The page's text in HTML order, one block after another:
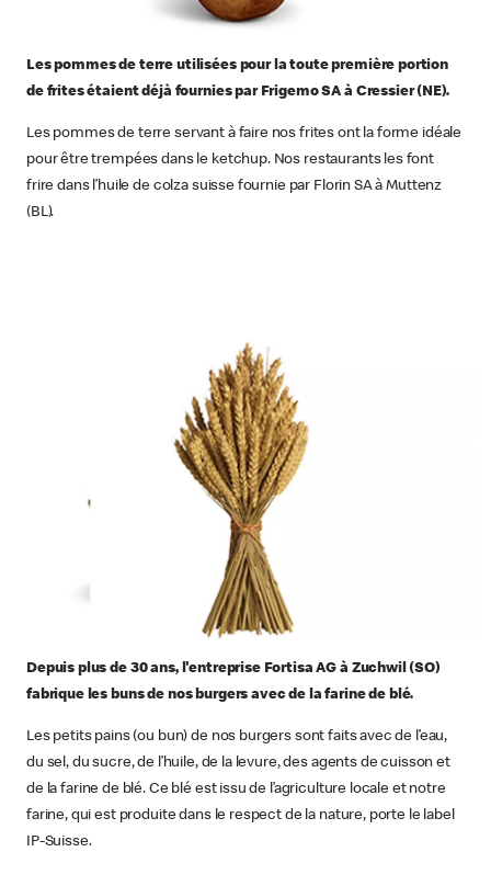
Les pommes de terre utilisées pour la toute première portion
de frites étaient déjà fournies par Frigemo SA à Cressier (NE).
Les pommes de terre servant à faire nos frites ont la forme idéale
pour être trempées dans le ketchup. Nos restaurants les font
frire dans l’huile de colza suisse fournie par Florin SA à Muttenz
(BL).
Depuis plus de 30 ans, l'entreprise Fortisa AG à Zuchwil (SO)
fabrique les buns de nos burgers avec de la farine de blé.
Les petits pains (ou bun) de nos burgers sont faits avec de l’eau,
du sel, du sucre, de l’huile, de la levure, des agents de cuisson et
de la farine de blé. Ce blé est issu de l’agriculture locale et notre
farine, qui est produite dans le respect de la nature, porte le label
IP-Suisse.